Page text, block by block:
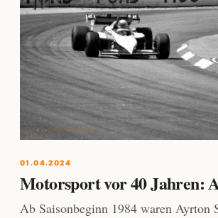
01.04.2024
Motorsport vor 40 Jahren:
Ab Saisonbeginn 1984 waren Ayrton